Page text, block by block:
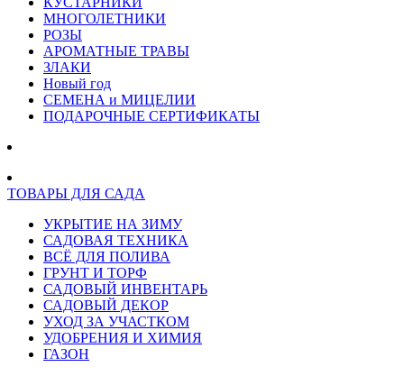
МНОГОЛЕТНИКИ
РОЗЫ
АРОМАТНЫЕ ТРАВЫ
ЗЛАКИ
Новый год
СЕМЕНА и МИЦЕЛИИ
ПОДАРОЧНЫЕ СЕРТИФИКАТЫ
ТОВАРЫ ДЛЯ САДА
УКРЫТИЕ НА ЗИМУ
САДОВАЯ ТЕХНИКА
ВСЁ ДЛЯ ПОЛИВА
ГРУНТ И ТОРФ
САДОВЫЙ ИНВЕНТАРЬ
САДОВЫЙ ДЕКОР
УХОД ЗА УЧАСТКОМ
УДОБРЕНИЯ И ХИМИЯ
ГАЗОН